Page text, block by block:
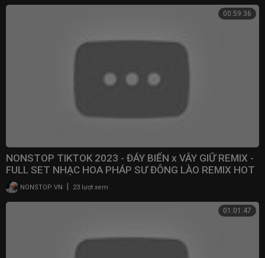
00:59:36
NONSTOP TIKTOK 2023 - ĐÁY BIỂN x VÂY GIỮ REMIX -
FULL SET NHẠC HOA PHÁP SƯ ĐÔNG LÀO REMIX HOT
2023NONSTOP VN 23 lượt xem
01:01:47